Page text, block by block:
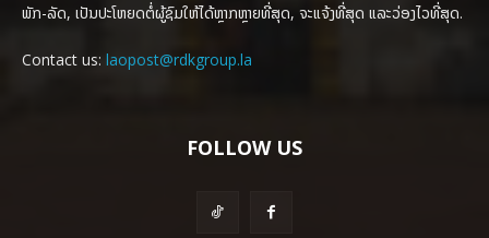
ພັກ-ລັດ, ເປັນປະໂຫຍດຕໍ່ຜູ້ຊົມໃຫ້ໄດ້ຫຼາກຫຼາຍທີ່ສຸດ, ຈະແຈ້ງທີ່ສຸດ ແລະວ່ອງໄວທີ່ສຸດ.
Contact us: laopost@rdkgroup.la
FOLLOW US